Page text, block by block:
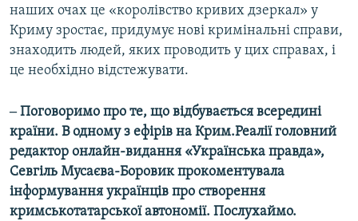
наших очах це «королівство кривих дзеркал» у
Криму зростає, придумує нові кримінальні справи,
знаходить людей, яких проводить у цих справах, і
це необхідно відстежувати.
‒ Поговоримо про те, що відбувається всередині
країни. В одному з ефірів на Крим.Реалії головний
редактор онлайн-видання «Українська правда»,
Севгіль Мусаєва-Боровик прокоментувала
інформування українців про створення
кримськотатарської автономії. Послухаймо.